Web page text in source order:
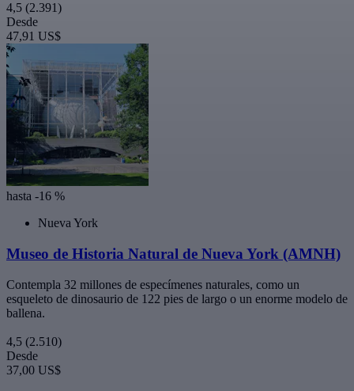
4,5 (2.391)
Desde
47,91 US$
hasta -16 %
Nueva York
Museo de Historia Natural de Nueva York (AMNH)
Contempla 32 millones de especímenes naturales, como un
esqueleto de dinosaurio de 122 pies de largo o un enorme modelo de
ballena.
4,5 (2.510)
Desde
37,00 US$